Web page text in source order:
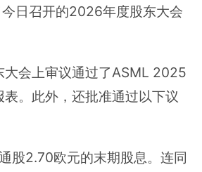
今日召开的2026年度股东大会
大会上审议通过了ASML 2025
。此外，还批准通过以下议
股2.70欧元的末期股息。连同